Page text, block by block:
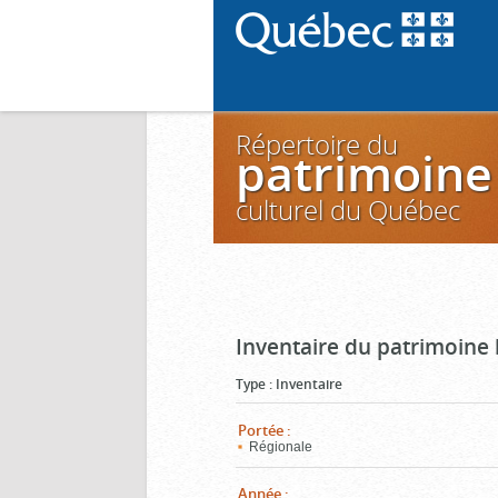
Répertoire du
patrimoine
culturel du Québec
Inventaire du patrimoine
Type : Inventaire
Portée :
Régionale